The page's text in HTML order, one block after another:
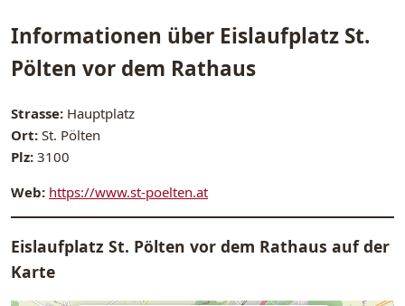
Informationen über Eislaufplatz St.
Pölten vor dem Rathaus
Strasse: Hauptplatz
Ort: St. Pölten
Plz: 3100
Web: https://www.st-poelten.at
Eislaufplatz St. Pölten vor dem Rathaus auf der
Karte